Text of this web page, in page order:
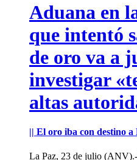
Aduana en
que intentó
de oro va a
investigar
altas
|| El oro iba con destino a
La Paz, 23 de julio